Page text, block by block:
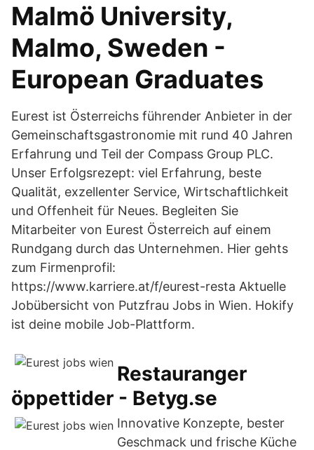
Malmö University,
Malmo, Sweden -
European Graduates
Eurest ist Österreichs führender Anbieter in der
Gemeinschaftsgastronomie mit rund 40 Jahren
Erfahrung und Teil der Compass Group PLC.
Unser Erfolgsrezept: viel Erfahrung, beste
Qualität, exzellenter Service, Wirtschaftlichkeit
und Offenheit für Neues. Begleiten Sie
Mitarbeiter von Eurest Österreich auf einem
Rundgang durch das Unternehmen. Hier gehts
zum Firmenprofil:
https://www.karriere.at/f/eurest-resta Aktuelle
Jobübersicht von Putzfrau Jobs in Wien. Hokify
ist deine mobile Job-Plattform.
Restauranger
öppettider - Betyg.se
Innovative Konzepte, bester
Geschmack und frische Küche